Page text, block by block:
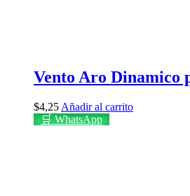
Vento Aro Dinamico
$4,25 Añadir al carrito
🛒 WhatsApp